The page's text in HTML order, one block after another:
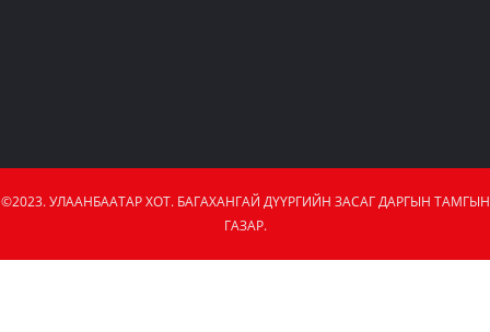
©2023. УЛААНБААТАР ХОТ. БАГАХАНГАЙ ДҮҮРГИЙН ЗАСАГ ДАРГЫН ТАМГЫН
ГАЗАР.